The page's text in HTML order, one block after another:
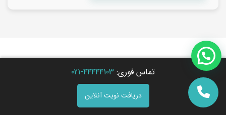
مقالات و مطالب مرتبط
تماس فوری: 44444103-021
دریافت نوبت آنلاین